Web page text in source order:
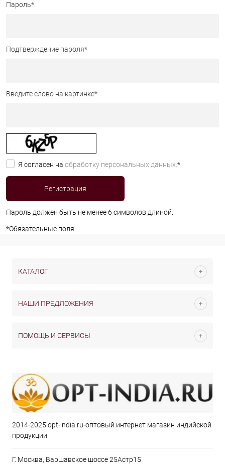
Пароль*
Подтверждение пароля*
Введите слово на картинке*
Я согласен на обработку персональных данных. *
Пароль должен быть не менее 6 символов длиной.
*Обязательные поля.
КАТАЛОГ
НАШИ ПРЕДЛОЖЕНИЯ
ПОМОЩЬ И СЕРВИСЫ
2014-2025 opt-india.ru-оптовый интернет магазин индийской
продукции
Г. Москва, Варшавское шоссе 25Астр15